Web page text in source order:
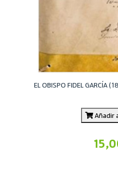
EL OBISPO FIDEL GARCÍA
Añadir